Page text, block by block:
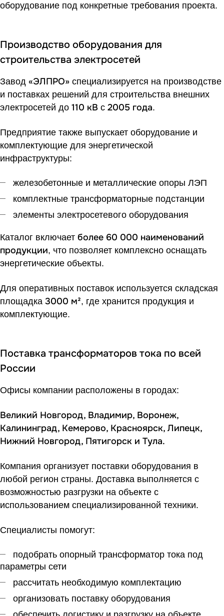
оборудование под конкретные требования проекта.
Производство оборудования для
строительства электросетей
Завод «ЭЛПРО» специализируется на производстве
и поставках решений для строительства внешних
электросетей до 110 кВ с 2005 года.
Предприятие также выпускает оборудование и
комплектующие для энергетической
инфраструктуры:
железобетонные и металлические опоры ЛЭП
комплектные трансформаторные подстанции
элементы электросетевого оборудования
Каталог включает более 60 000 наименований
продукции, что позволяет комплексно оснащать
энергетические объекты.
Для оперативных поставок используется складская
площадка 3000 м², где хранится продукция и
комплектующие.
Поставка трансформаторов тока по всей
России
Офисы компании расположены в городах:
Великий Новгород, Владимир, Воронеж,
Калининград, Кемерово, Красноярск, Липецк,
Нижний Новгород, Пятигорск и Тула.
Компания организует поставки оборудования в
любой регион страны. Доставка выполняется с
возможностью разгрузки на объекте с
использованием специализированной техники.
Специалисты помогут:
подобрать опорный трансформатор тока под
параметры сети
рассчитать необходимую комплектацию
организовать поставку оборудования